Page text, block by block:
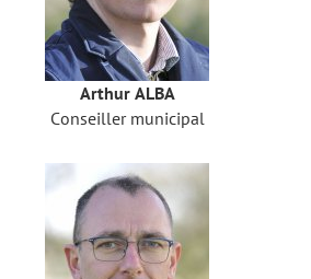
Arthur ALBA
Conseiller municipal